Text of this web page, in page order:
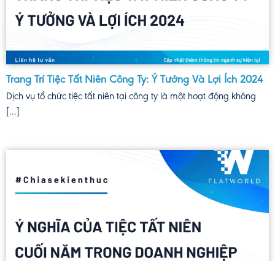
Trang Trí Tiệc Tất Niên Công Ty: Ý Tưởng Và Lợi Ích 2024
Dịch vụ tổ chức tiệc tất niên tại công ty là một hoạt động không
[...]